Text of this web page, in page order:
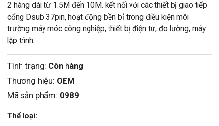
2 hàng dài từ 1.5M đến 10M. kết nối với các thiết bị giao tiếp
cổng Dsub 37pin, hoạt động bền bỉ trong điều kiện môi
trường máy móc công nghiệp, thiết bị điện tử, đo lường, máy
lập trình.
Tình trạng: Còn hàng
Thương hiệu: OEM
Mã sản phẩm: 0989
Thể loại: